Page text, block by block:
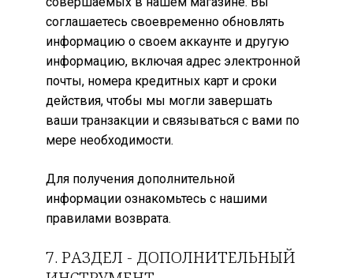
соглашаетесь своевременно обновлять
информацию о своем аккаунте и другую
информацию, включая адрес электронной
почты, номера кредитных карт и сроки
действия, чтобы мы могли завершать
ваши транзакции и связываться с вами по
мере необходимости.
Для получения дополнительной
информации ознакомьтесь с нашими
правилами возврата.
7.РАЗДЕЛ - ДОПОЛНИТЕЛЬНЫЙ